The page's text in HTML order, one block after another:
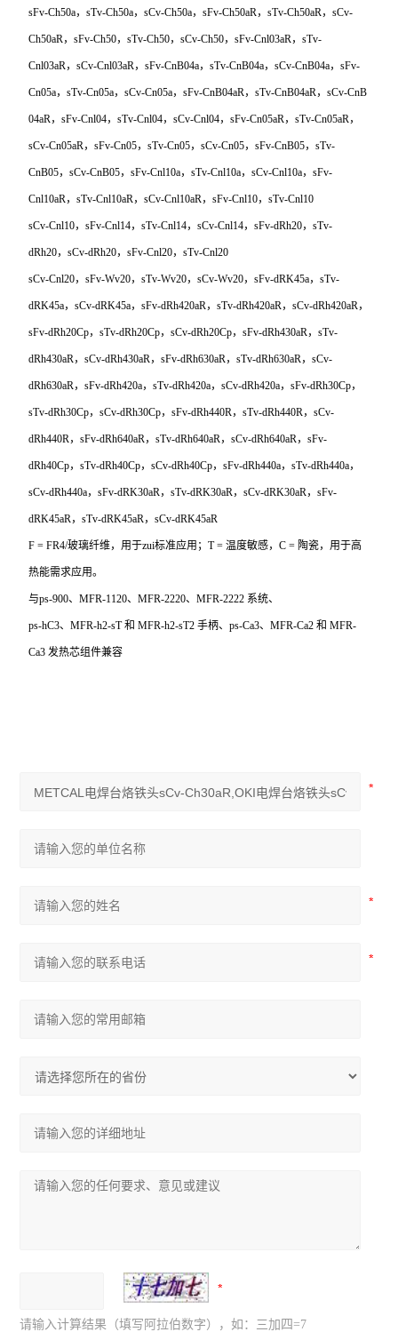
sFv-Ch50a，sTv-Ch50a，sCv-Ch50a，sFv-Ch50aR，sTv-Ch50aR，sCv-
Ch50aR，sFv-Ch50，sTv-Ch50，sCv-Ch50，sFv-Cnl03aR，sTv-
Cnl03aR，sCv-Cnl03aR，sFv-CnB04a，sTv-CnB04a，sCv-CnB04a，sFv-
Cn05a，sTv-Cn05a，sCv-Cn05a，sFv-CnB04aR，sTv-CnB04aR，sCv-CnB
04aR，sFv-Cnl04，sTv-Cnl04，sCv-Cnl04，sFv-Cn05aR，sTv-Cn05aR，
sCv-Cn05aR，sFv-Cn05，sTv-Cn05，sCv-Cn05，sFv-CnB05，sTv-
CnB05，sCv-CnB05，sFv-Cnl10a，sTv-Cnl10a，sCv-Cnl10a，sFv-
Cnl10aR，sTv-Cnl10aR，sCv-Cnl10aR，sFv-Cnl10，sTv-Cnl10
sCv-Cnl10，sFv-Cnl14，sTv-Cnl14，sCv-Cnl14，sFv-dRh20，sTv-
dRh20，sCv-dRh20，sFv-Cnl20，sTv-Cnl20
sCv-Cnl20，sFv-Wv20，sTv-Wv20，sCv-Wv20，sFv-dRK45a，sTv-
dRK45a，sCv-dRK45a，sFv-dRh420aR，sTv-dRh420aR，sCv-dRh420aR，
sFv-dRh20Cp，sTv-dRh20Cp，sCv-dRh20Cp，sFv-dRh430aR，sTv-
dRh430aR，sCv-dRh430aR，sFv-dRh630aR，sTv-dRh630aR，sCv-
dRh630aR，sFv-dRh420a，sTv-dRh420a，sCv-dRh420a，sFv-dRh30Cp，
sTv-dRh30Cp，sCv-dRh30Cp，sFv-dRh440R，sTv-dRh440R，sCv-
dRh440R，sFv-dRh640aR，sTv-dRh640aR，sCv-dRh640aR，sFv-
dRh40Cp，sTv-dRh40Cp，sCv-dRh40Cp，sFv-dRh440a，sTv-dRh440a，
sCv-dRh440a，sFv-dRK30aR，sTv-dRK30aR，sCv-dRK30aR，sFv-
dRK45aR，sTv-dRK45aR，sCv-dRK45aR
F = FR4/玻璃纤维，用于zui标准应用；T = 温度敏感，C = 陶瓷，用于高
热能需求应用。
与ps-900、MFR-1120、MFR-2220、MFR-2222 系统、
ps-hC3、MFR-h2-sT 和 MFR-h2-sT2 手柄、ps-Ca3、MFR-Ca2 和 MFR-
Ca3 发热芯组件兼容
请输入计算结果（填写阿拉伯数字），如：三加四=7